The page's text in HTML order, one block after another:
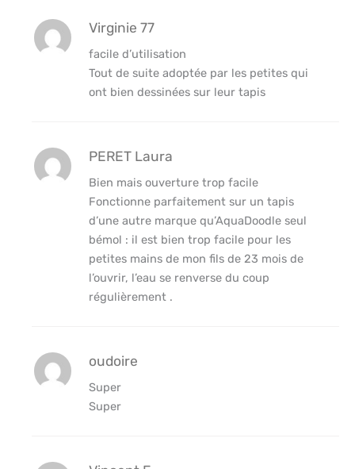
Virginie 77
facile d’utilisation
Tout de suite adoptée par les petites qui
ont bien dessinées sur leur tapis
PERET Laura
Bien mais ouverture trop facile
Fonctionne parfaitement sur un tapis
d’une autre marque qu’AquaDoodle seul
bémol : il est bien trop facile pour les
petites mains de mon fils de 23 mois de
l’ouvrir, l’eau se renverse du coup
régulièrement .
oudoire
Super
Super